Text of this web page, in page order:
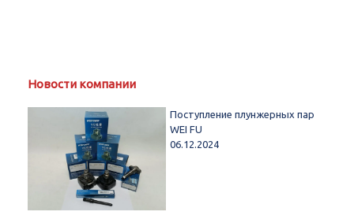
Новости компании
Поступление плунжерных пар
WEI FU
06.12.2024